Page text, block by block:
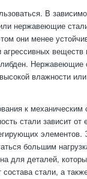
В
нержавеющие
они менее
веществ
Нержавеющие
влажности
к механическим
стали зависит от
элементов.
большим
для деталей,
стали, а